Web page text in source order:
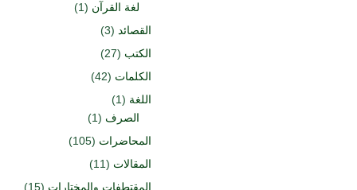
لغة القرآن (1)
القصائد (3)
الكتب (27)
الكلمات (42)
اللغة (1)
الصرف (1)
المحاضرات (105)
المقالات (11)
المقتطفات والمختارات (15)